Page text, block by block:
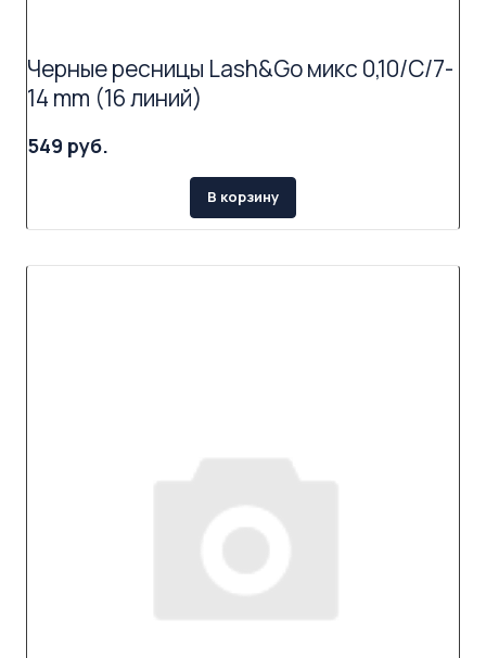
Черные ресницы Lash&Go микс 0,10/C/7-
14 mm (16 линий)
549 руб.
В корзину